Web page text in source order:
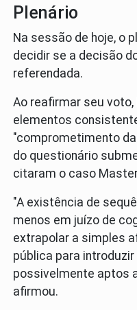
Plenário
Na sessão de hoje, o
decidir se a decisão
referendada.
Ao reafirmar seu
elementos
"comprometimento
do questionário
citaram o caso
"A existência de
menos em juízo de
extrapolar a simples
pública para
possivelmente aptos
afirmou.